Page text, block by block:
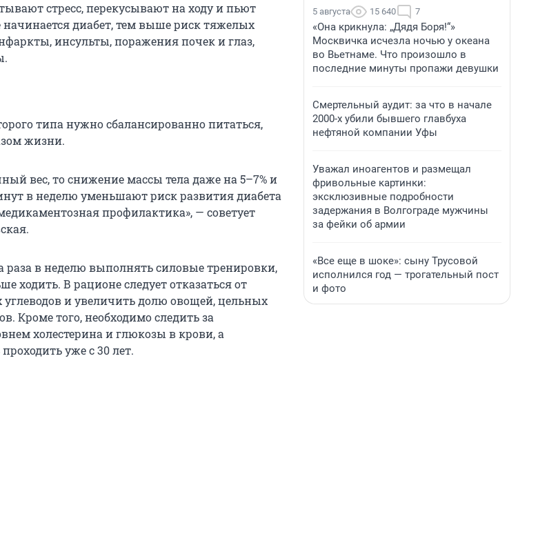
стресс, перекусывают на ходу и пьют
диабет, тем выше риск тяжелых
инсульты, поражения почек и глаз,
типа нужно сбалансированно питаться,
жизни.
вес, то снижение массы тела даже на 5–7% и
в неделю уменьшают риск развития диабета
профилактика», — советует
в неделю выполнять силовые тренировки,
ходить. В рационе следует отказаться от
и увеличить долю овощей, цельных
Кроме того, необходимо следить за
холестерина и глюкозы в крови, а
уже с 30 лет.
5 августа 15 640 7
«Она крикнула: „Дядя Боря!“»
Москвичка исчезла ночью у океана
во Вьетнаме. Что произошло в
последние минуты пропажи девушки
Смертельный аудит: за что в начале
2000-х убили бывшего главбуха
нефтяной компании Уфы
Уважал иноагентов и размещал
фривольные картинки:
эксклюзивные подробности
задержания в Волгограде мужчины
за фейки об армии
«Все еще в шоке»: сыну Трусовой
исполнился год — трогательный пост
и фото